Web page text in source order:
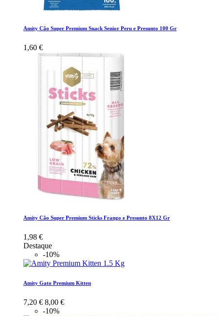
Amity Cão Super Premium Snack Senior Peru e Presunto 100 Gr
1,60 €
Amity Cão Super Premium Sticks Frango e Presunto 8X12 Gr
1,98 €
Destaque
-10%
Amity Gato Premium Kitten
7,20 € 8,00 €
-10%